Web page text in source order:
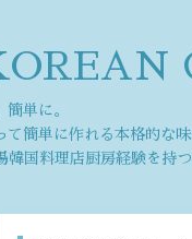
単に。
簡単に作れる本格的な
国料理店厨房経験を持